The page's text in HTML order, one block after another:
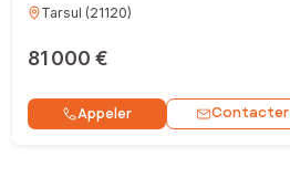
Tarsul (21120)
81 000 €
Appeler Contacter